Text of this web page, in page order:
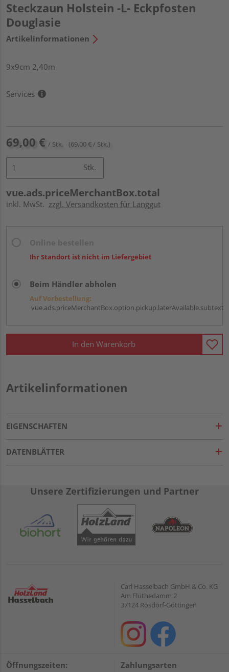
Steckzaun Holstein -L- Eckpfosten
Douglasie
Artikelinformationen
9x9cm 2,40m
Services
69,00 € / Stk. (69,00 € / Stk.)
Stk.
vue.ads.priceMerchantBox.total
inkl. MwSt. zzgl. Versandkosten für Langgut
Ihr Standort ist nicht im Liefergebiet
Beim Händler abholen
Auf Vorbestellung:
vue.ads.priceMerchantBox.option.pickup.laterAvailable.subtext
In den Warenkorb
Artikelinformationen
EIGENSCHAFTEN
DATENBLÄTTER
Unsere Zertifizierungen und Partner
Carl Hasselbach GmbH & Co. KG
Am Flüthedamm 2
37124 Rosdorf-Göttingen
Öffnungszeiten: Zahlungsarten